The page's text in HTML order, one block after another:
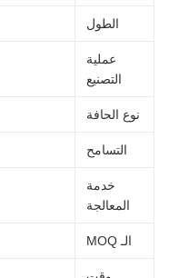
الطول
التصنيع
نوع الحافة
التسامح
المعالجة